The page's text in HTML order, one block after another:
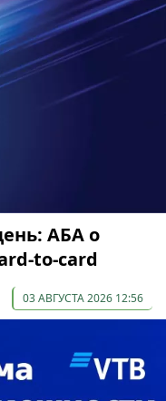
АБА о
to-card
03 АВГУСТА 2026 12:56